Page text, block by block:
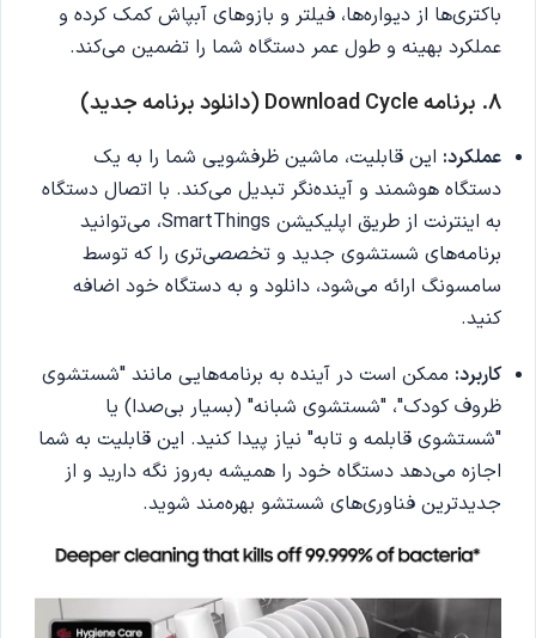
باکتری‌ها از دیواره‌ها، فیلتر و بازوهای آبپاش کمک کرده و
عملکرد بهینه و طول عمر دستگاه شما را تضمین می‌کند.
۸. برنامه Download Cycle (دانلود برنامه جدید)
عملکرد: این قابلیت، ماشین ظرفشویی شما را به یک
دستگاه هوشمند و آینده‌نگر تبدیل می‌کند. با اتصال دستگاه
به اینترنت از طریق اپلیکیشن SmartThings، می‌توانید
برنامه‌های شستشوی جدید و تخصصی‌تری را که توسط
سامسونگ ارائه می‌شود، دانلود و به دستگاه خود اضافه
کنید.
کاربرد: ممکن است در آینده به برنامه‌هایی مانند "شستشوی
ظروف کودک"، "شستشوی شبانه" (بسیار بی‌صدا) یا
"شستشوی قابلمه و تابه" نیاز پیدا کنید. این قابلیت به شما
اجازه می‌دهد دستگاه خود را همیشه به‌روز نگه دارید و از
جدیدترین فناوری‌های شستشو بهره‌مند شوید.